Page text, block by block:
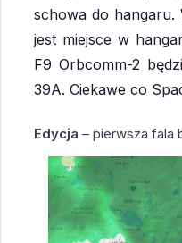
schowa do hangaru.
jest miejsce w
F9 Orbcomm-2
39A. Ciekawe co
Edycja – pierwsza fala